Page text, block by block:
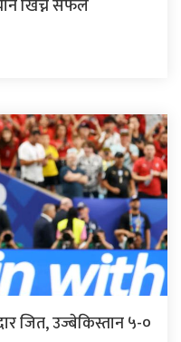
खिच्न सफल
जित, उज्बेकिस्तान ५-०